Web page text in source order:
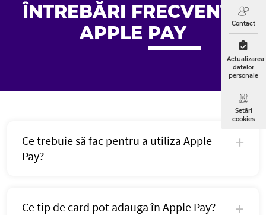
Contact
Actualizarea
datelor
personale
Setări
cookies
ÎNTREBĂRI FRECVENTE
APPLE PAY
Ce trebuie să fac pentru a utiliza Apple
Pay?
Ce tip de card pot adauga în Apple Pay?